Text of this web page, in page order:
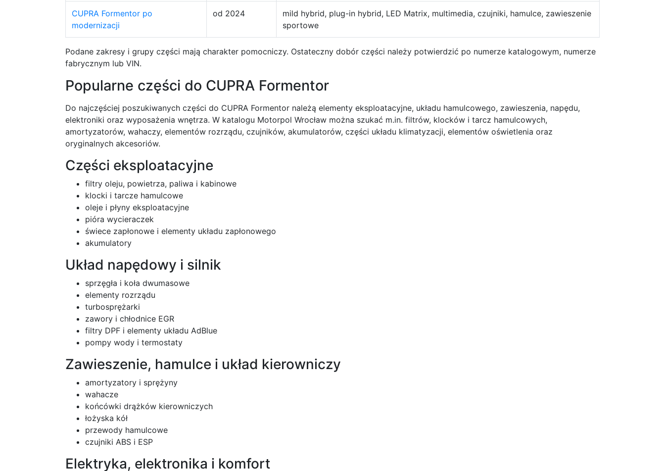
CUPRA Formentor po
modernizacji
od 2024
mild hybrid, plug-in hybrid, LED Matrix, multimedia, czujniki, hamulce, zawieszenie
sportowe
Podane zakresy i grupy części mają charakter pomocniczy. Ostateczny dobór części należy potwierdzić po numerze katalogowym, numerze
fabrycznym lub VIN.
Popularne części do CUPRA Formentor
Do najczęściej poszukiwanych części do CUPRA Formentor należą elementy eksploatacyjne, układu hamulcowego, zawieszenia, napędu,
elektroniki oraz wyposażenia wnętrza. W katalogu Motorpol Wrocław można szukać m.in. filtrów, klocków i tarcz hamulcowych,
amortyzatorów, wahaczy, elementów rozrządu, czujników, akumulatorów, części układu klimatyzacji, elementów oświetlenia oraz
oryginalnych akcesoriów.
Części eksploatacyjne
filtry oleju, powietrza, paliwa i kabinowe
klocki i tarcze hamulcowe
oleje i płyny eksploatacyjne
pióra wycieraczek
świece zapłonowe i elementy układu zapłonowego
akumulatory
Układ napędowy i silnik
sprzęgła i koła dwumasowe
elementy rozrządu
turbosprężarki
zawory i chłodnice EGR
filtry DPF i elementy układu AdBlue
pompy wody i termostaty
Zawieszenie, hamulce i układ kierowniczy
amortyzatory i sprężyny
wahacze
końcówki drążków kierowniczych
łożyska kół
przewody hamulcowe
czujniki ABS i ESP
Elektryka, elektronika i komfort